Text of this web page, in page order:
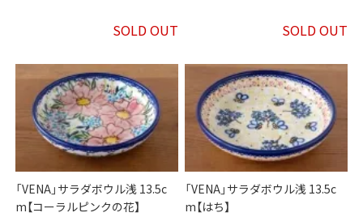
SOLD OUT SOLD OUT
「VENA」サラダボウル浅 13.5c
m【コーラルピンクの花】
「VENA」サラダボウル浅 13.5c
m【はち】